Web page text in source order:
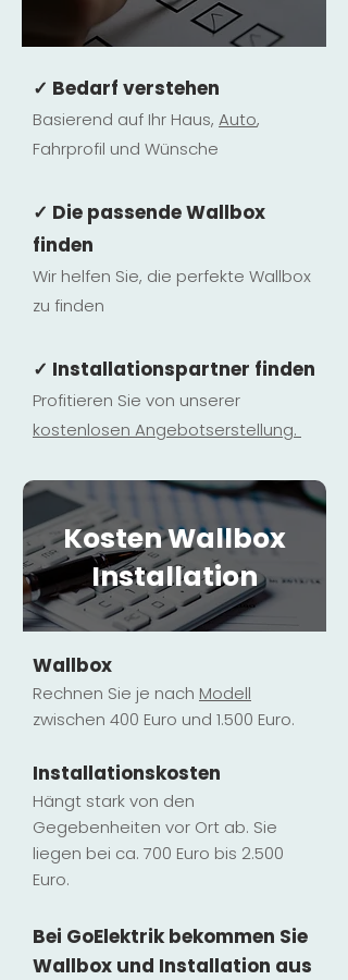
✓ Bedarf verstehen
Basierend auf Ihr Haus, Auto,
Fahrprofil und Wünsche
✓ Die passende Wallbox
finden
Wir helfen Sie, die perfekte Wallbox
zu finden
✓ Installationspartner finden
Profitieren Sie von unserer
kostenlosen Angebotserstellung.
Kosten Wallbox
Installation
Wallbox
Rechnen Sie je nach Modell
zwischen 400 Euro und 1.500 Euro.
Installationskosten
Hängt stark von den
Gegebenheiten vor Ort ab. Sie
liegen bei ca. 700 Euro bis 2.500
Euro.
Bei GoElektrik bekommen Sie
Wallbox und Installation aus